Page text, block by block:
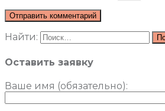
Найти:
Оставить заявку
Ваше имя (обязательно):